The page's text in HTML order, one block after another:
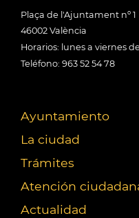
Plaça de l'Ajuntament nº 1
46002 València
Horarios: lunes a viernes
Teléfono: 963 52 54 78
Ayuntamiento
La ciudad
Trámites
Atención
Actualidad